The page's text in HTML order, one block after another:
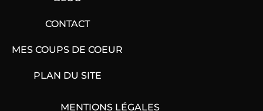
CONTACT
MES COUPS DE COEUR
PLAN DU SITE
MENTIONS LÉGALES